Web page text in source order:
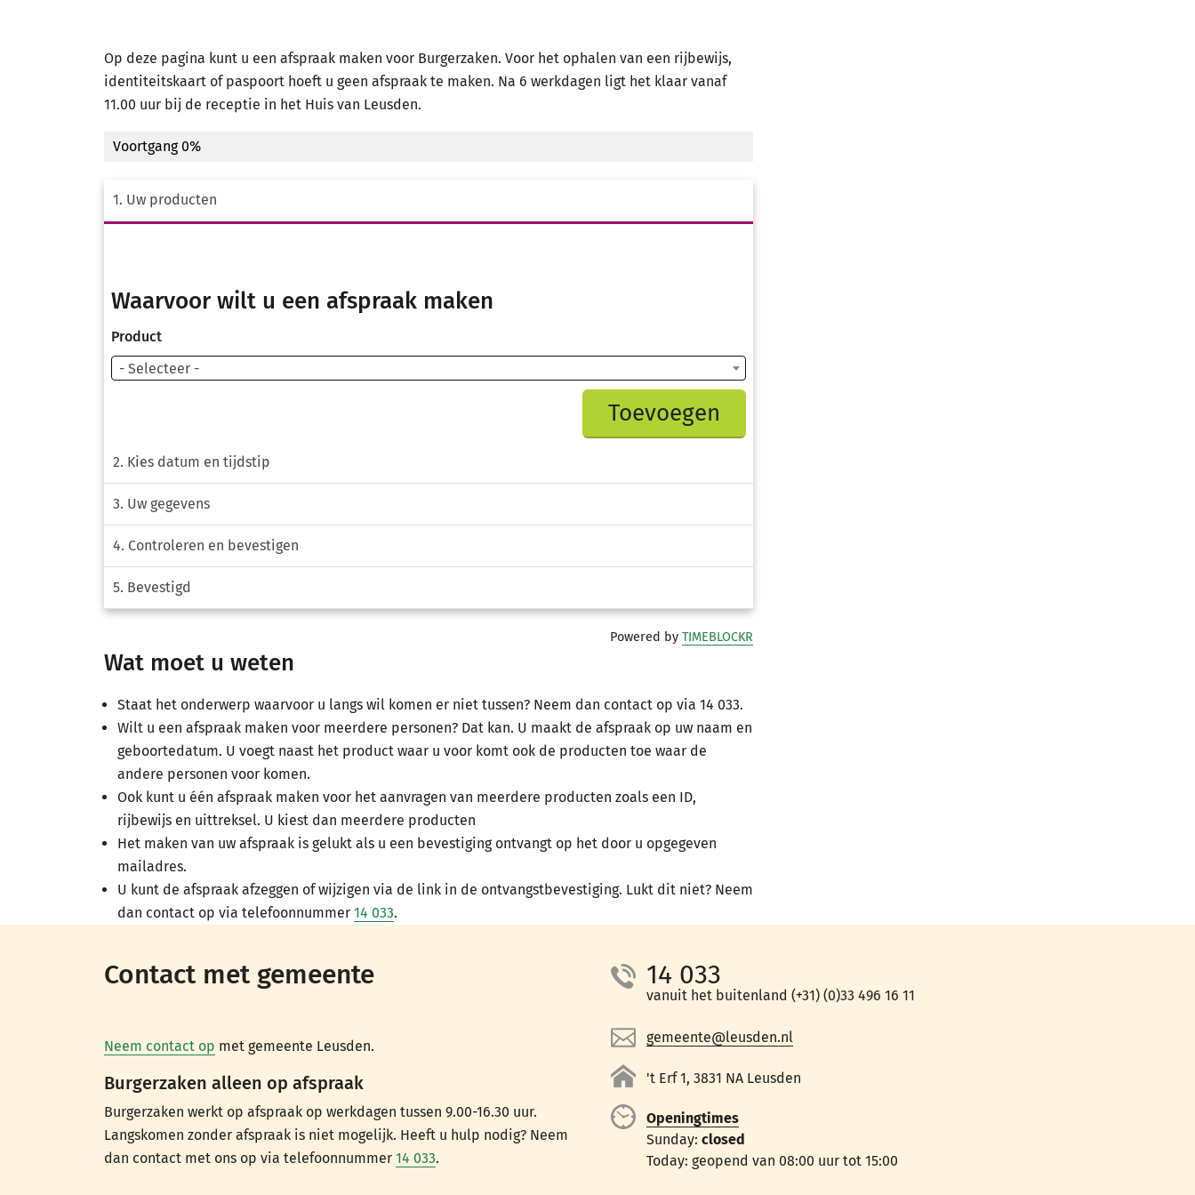
Op deze pagina kunt u een afspraak maken voor Burgerzaken. Voor het ophalen van een rijbewijs,
identiteitskaart of paspoort hoeft u geen afspraak te maken. Na 6 werkdagen ligt het klaar vanaf
11.00 uur bij de receptie in het Huis van Leusden.
Voortgang0%
1. Uw producten
Waarvoor wilt u een afspraak maken
Product
- Selecteer -
Toevoegen
2. Kies datum en tijdstip
3. Uw gegevens
4. Controleren en bevestigen
5. Bevestigd
Powered by TIMEBLOCKR
Wat moet u weten
Staat het onderwerp waarvoor u langs wil komen er niet tussen? Neem dan contact op via 14 033.
Wilt u een afspraak maken voor meerdere personen? Dat kan. U maakt de afspraak op uw naam en
geboortedatum. U voegt naast het product waar u voor komt ook de producten toe waar de
andere personen voor komen.
Ook kunt u één afspraak maken voor het aanvragen van meerdere producten zoals een ID,
rijbewijs en uittreksel. U kiest dan meerdere producten
Het maken van uw afspraak is gelukt als u een bevestiging ontvangt op het door u opgegeven
mailadres.
U kunt de afspraak afzeggen of wijzigen via de link in de ontvangstbevestiging. Lukt dit niet? Neem
dan contact op via telefoonnummer 14 033.
Contact met gemeente
Neem contact op met gemeente Leusden.
Burgerzaken alleen op afspraak
Burgerzaken werkt op afspraak op werkdagen tussen 9.00-16.30 uur.
Langskomen zonder afspraak is niet mogelijk. Heeft u hulp nodig? Neem
dan contact met ons op via telefoonnummer 14 033.
14 033
vanuit het buitenland (+31) (0)33 496 16 11
gemeente@leusden.nl
't Erf 1, 3831 NA Leusden
Openingtimes
Sunday: closed
Today: geopend van 08:00 uur tot 15:00